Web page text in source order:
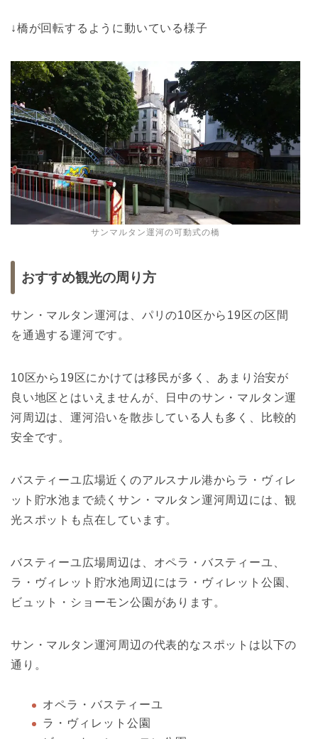
↓橋が回転するように動いている様子
サンマルタン運河の可動式の橋
おすすめ観光の周り方
サン・マルタン運河は、パリの10区から19区の区間
を通過する運河です。
10区から19区にかけては移民が多く、あまり治安が
良い地区とはいえませんが、
日中のサン・マルタン運
河周辺は、運河沿いを散歩している人も多く、比較的
安全です。
バスティーユ広場近くのアルスナル港からラ・ヴィレ
ット貯水池まで続くサン・マルタン運河周辺には、観
光スポットも点在しています。
バスティーユ広場周辺は、オペラ・バスティーユ、
ラ・ヴィレット貯水池周辺にはラ・ヴィレット公園、
ビュット・ショーモン公園があります。
サン・マルタン運河周辺の代表的なスポットは以下の
通り。
オペラ・バスティーユ
ラ・ヴィレット公園